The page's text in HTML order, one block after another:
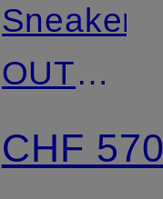
Sneaker
OUT
OF
OFFICE
CHF